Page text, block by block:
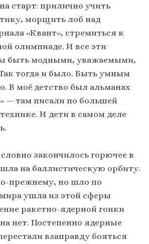
старт: прилично учить
морщить лоб над
«Квант», стремиться к
олимпиаде. И все эти
быть модными, уважаемыми,
тогда и было. Быть умным
В моё детство был альманах
— там писали по большей
И дети в самом деле
закончилось горючее в
на баллистическую орбиту.
прежнему, но шло по
ушла из этой сферы
ракетно-ядерной гонки
нет. Постепенно ядерные
взаправду бояться